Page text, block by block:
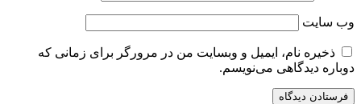
وب‌ سایت
ذخیره نام، ایمیل و وبسایت من در مرورگر برای زمانی که
دوباره دیدگاهی می‌نویسم.